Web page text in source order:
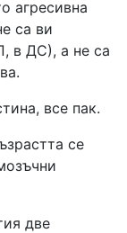
агресивна
са ви
в ДС), а не са
все пак.
се
две